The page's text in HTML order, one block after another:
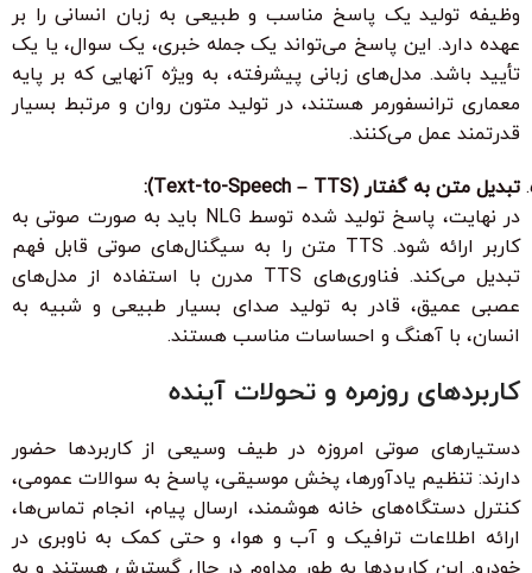
وظیفه تولید یک پاسخ مناسب و طبیعی به زبان انسانی را بر
عهده دارد. این پاسخ می‌تواند یک جمله خبری، یک سوال، یا یک
تأیید باشد. مدل‌های زبانی پیشرفته، به ویژه آنهایی که بر پایه
معماری ترانسفورمر هستند، در تولید متون روان و مرتبط بسیار
قدرتمند عمل می‌کنند.
تبدیل متن به گفتار (Text-to-Speech – TTS):
در نهایت، پاسخ تولید شده توسط NLG باید به صورت صوتی به
کاربر ارائه شود. TTS متن را به سیگنال‌های صوتی قابل فهم
تبدیل می‌کند. فناوری‌های TTS مدرن با استفاده از مدل‌های
عصبی عمیق، قادر به تولید صدای بسیار طبیعی و شبیه به
انسان، با آهنگ و احساسات مناسب هستند.
کاربردهای روزمره و تحولات آینده
دستیارهای صوتی امروزه در طیف وسیعی از کاربردها حضور
دارند: تنظیم یادآورها، پخش موسیقی، پاسخ به سوالات عمومی،
کنترل دستگاه‌های خانه هوشمند، ارسال پیام، انجام تماس‌ها،
ارائه اطلاعات ترافیک و آب و هوا، و حتی کمک به ناوبری در